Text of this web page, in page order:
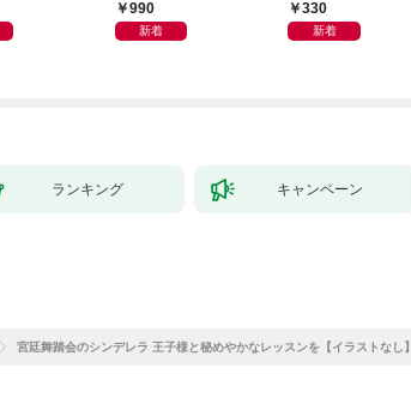
暮らしたい！（なのに
攻略対象たちがついて
990
新着
【分冊版】1
330
新着
ランキング キャンペーン
宮廷舞踏会のシンデレラ 王子様と秘めやかなレッスンを【イラストなし】